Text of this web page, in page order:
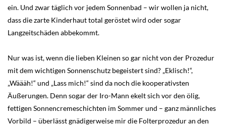
ein. Und zwar täglich vor jedem Sonnenbad – wir wollen ja nicht,
dass die zarte Kinderhaut total geröstet wird oder sogar
Langzeitschäden abbekommt.
Nur was ist, wenn die lieben Kleinen so gar nicht von der Prozedur
mit dem wichtigen Sonnenschutz begeistert sind? „Eklisch!“,
„Wäääh!“ und „Lass mich!“ sind da noch die kooperativsten
Äußerungen. Denn sogar der Iro-Mann ekelt sich vor den ölig,
fettigen Sonnencremeschichten im Sommer und – ganz männliches
Vorbild – überlässt gnädigerweise mir die Folterprozedur an den